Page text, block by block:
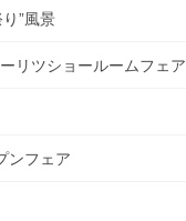
”風景
リツショールームフェア
ンフェア